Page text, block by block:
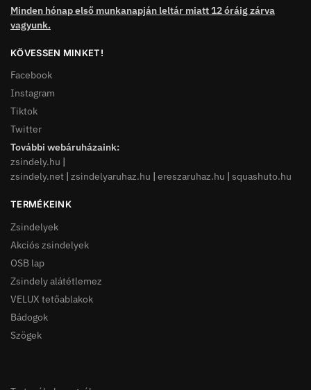
Minden hónap első munkanapján leltár miatt 12 óráig zárva
vagyunk.
KÖVESSEN MINKET!
Facebook
Instagram
Tiktok
Twitter
További webáruházaink:
zsindely.hu |
zsindely.net | zsindelyaruhaz.hu | ereszaruhaz.hu | squashuto.hu
TERMÉKEINK
Zsindelyek
Akciós zsindelyek
OSB lap
Zsindely alátétlemez
VELUX tetőablakok
Bádogok
Szögek